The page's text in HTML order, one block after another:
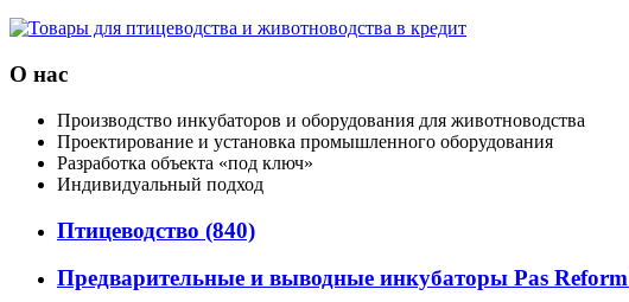
О нас
Производство инкубаторов и оборудования для животноводства
Проектирование и установка промышленного оборудования
Разработка объекта «под ключ»
Индивидуальный подход
Птицеводство (840)
Предварительные и выводные инкубаторы Pas Reform